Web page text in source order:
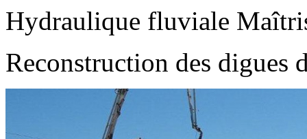
Hydraulique fluviale
Reconstruction des digues